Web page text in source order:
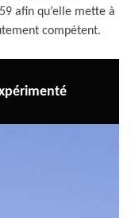
afin qu’elle mette à
compétent.